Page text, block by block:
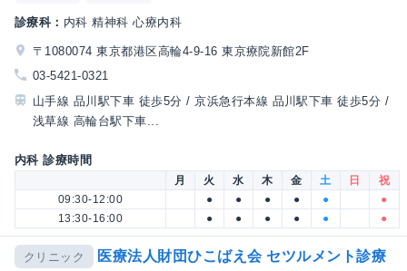
診療科： 内科 精神科 心療内科
〒1080074 東京都港区高輪4-9-16 東京療院新館2F
03-5421-0321
山手線 品川駅下車 徒歩5分 / 京浜急行本線 品川駅下車 徒歩5分 /
浅草線 高輪台駅下車...
内科 診療時間
月 火 水 木 金 土 日
祝
09:30-12:00
● ● ● ● ●
●
13:30-16:00
● ● ● ● ● ●
クリニック
医療法人財団ひこばえ会 セツルメント診療